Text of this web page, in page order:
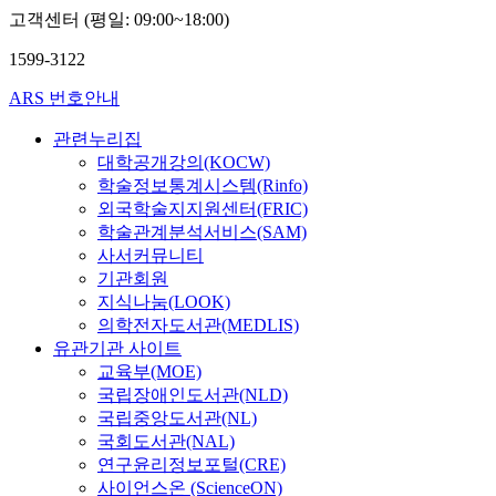
고객센터 (평일: 09:00~18:00)
1599-3122
ARS 번호안내
관련누리집
대학공개강의(KOCW)
학술정보통계시스템(Rinfo)
외국학술지지원센터(FRIC)
학술관계분석서비스(SAM)
사서커뮤니티
기관회원
지식나눔(LOOK)
의학전자도서관(MEDLIS)
유관기관 사이트
교육부(MOE)
국립장애인도서관(NLD)
국립중앙도서관(NL)
국회도서관(NAL)
연구윤리정보포털(CRE)
사이언스온 (ScienceON)